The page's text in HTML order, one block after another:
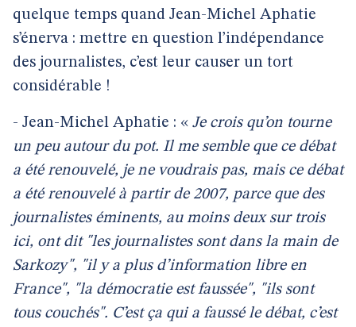
quelque temps quand Jean-Michel Aphatie
s’énerva : mettre en question l’indépendance
des journalistes, c’est leur causer un tort
considérable !
- Jean-Michel Aphatie : « Je crois qu’on tourne
un peu autour du pot. Il me semble que ce débat
a été renouvelé, je ne voudrais pas, mais ce débat
a été renouvelé à partir de 2007, parce que des
journalistes éminents, au moins deux sur trois
ici, ont dit "les journalistes sont dans la main de
Sarkozy", "il y a plus d’information libre en
France", "la démocratie est faussée", "ils sont
tous couchés". C’est ça qui a faussé le débat, c’est